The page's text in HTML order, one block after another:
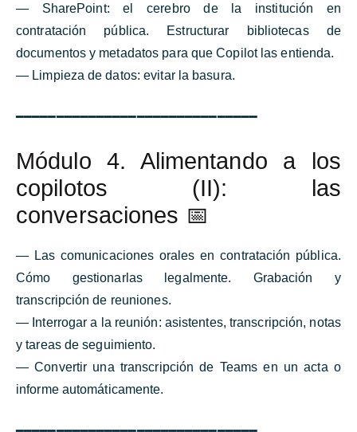
— SharePoint: el cerebro de la institución en
contratación pública. Estructurar bibliotecas de
documentos y metadatos para que Copilot las entienda.
— Limpieza de datos: evitar la basura.
━━━━━━━━━━━━━━━━━━━━━━━━━━━━━━
Módulo 4. Alimentando a los
copilotos (II): las
conversaciones 📅
— Las comunicaciones orales en contratación pública.
Cómo gestionarlas legalmente. Grabación y
transcripción de reuniones.
— Interrogar a la reunión: asistentes, transcripción, notas
y tareas de seguimiento.
— Convertir una transcripción de Teams en un acta o
informe automáticamente.